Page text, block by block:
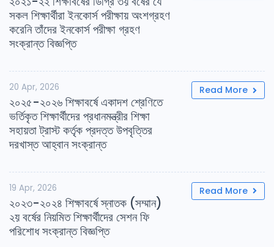
সকল শিক্ষার্থীরা ইনকোর্স পরীক্ষায় অংশগ্রহণ
করেনি তাঁদের ইনকোর্স পরীক্ষা গ্রহণ
সংক্রান্ত বিজ্ঞপ্তি
20 Apr, 2026
২০২৫-২০২৬ শিক্ষাবর্ষে একাদশ শ্রেণিতে
ভর্তিকৃত শিক্ষার্থীদের প্রধানমন্ত্রীর শিক্ষা
সহায়তা ট্রাস্ট কর্তৃক প্রদত্ত উপবৃত্তির
দরখাস্ত আহ্বান সংক্রান্ত
Read More
19 Apr, 2026
২০২৩-২০২৪ শিক্ষাবর্ষে স্নাতক (সম্মান)
২য় বর্ষের নিয়মিত শিক্ষার্থীদের সেশন ফি
পরিশোধ সংক্রান্ত বিজ্ঞপ্তি
Read More